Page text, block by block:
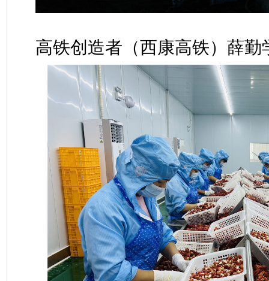
高铁创造者（西康高铁）薛勤